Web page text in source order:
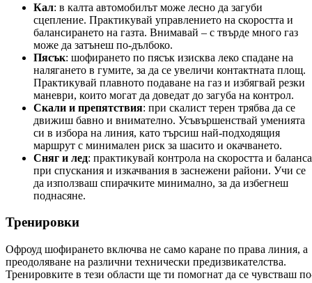
Кал: в калта автомобилът може лесно да загуби
сцепление. Практикувай управлението на скоростта и
балансирането на газта. Внимавай – с твърде много газ
може да затънеш по-дълбоко.
Пясък: шофирането по пясък изисква леко спадане на
налягането в гумите, за да се увеличи контактната площ.
Практикувай плавното подаване на газ и избягвай резки
маневри, които могат да доведат до загуба на контрол.
Скали и препятствия: при скалист терен трябва да се
движиш бавно и внимателно. Усъвършенствай уменията
си в избора на линия, като търсиш най-подходящия
маршрут с минимален риск за шасито и окачването.
Сняг и лед: практикувай контрола на скоростта и баланса
при спускания и изкачвания в заснежени райони. Учи се
да използваш спирачките минимално, за да избегнеш
поднасяне.
Тренировки
Офроуд шофирането включва не само каране по права линия, а
преодоляване на различни технически предизвикателства.
Тренировките в тези области ще ти помогнат да се чувстваш